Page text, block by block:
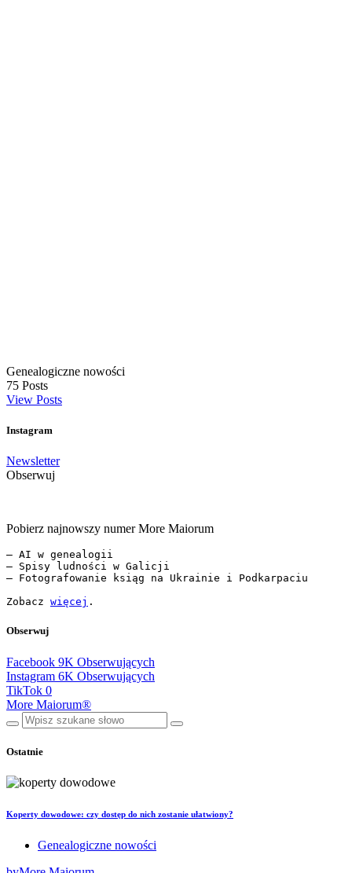
Genealogiczne nowości
75 Posts
View Posts
Instagram
Newsletter
Obserwuj
Pobierz najnowszy numer More Maiorum
— AI w genealogii
— Spisy ludności w Galicji
— Fotografowanie ksiąg na Ukrainie i Podkarpaciu
Zobacz więcej .
Obserwuj
Facebook 9K Obserwujących
Instagram 6K Obserwujących
TikTok 0
More Maiorum®
Ostatnie
Koperty dowodowe: czy dostęp do nich zostanie ułatwiony?
Genealogiczne nowości